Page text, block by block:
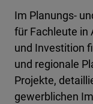
Im Planungs-
für Fachleute in
und Investition
und regionale
Projekte,
gewerblichen